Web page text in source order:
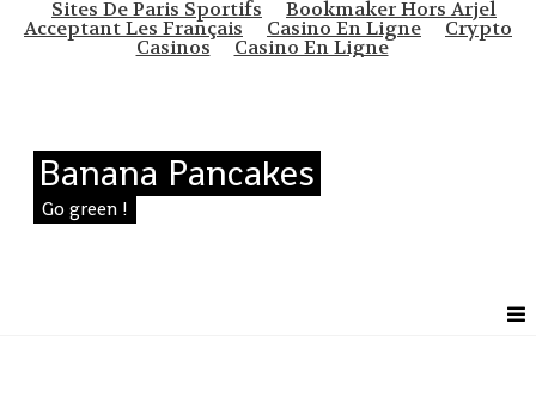
Sites De Paris Sportifs Bookmaker Hors Arjel
Acceptant Les Français Casino En Ligne Crypto
Casinos Casino En Ligne
Banana Pancakes
Go green !